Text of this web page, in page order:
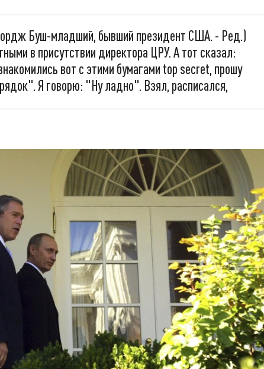
Буш-младший, бывший президент США. - Ред.)
в присутствии директора ЦРУ. А тот сказал:
вот с этими бумагами top secret, прошу
Я говорю: "Ну ладно". Взял, расписался,